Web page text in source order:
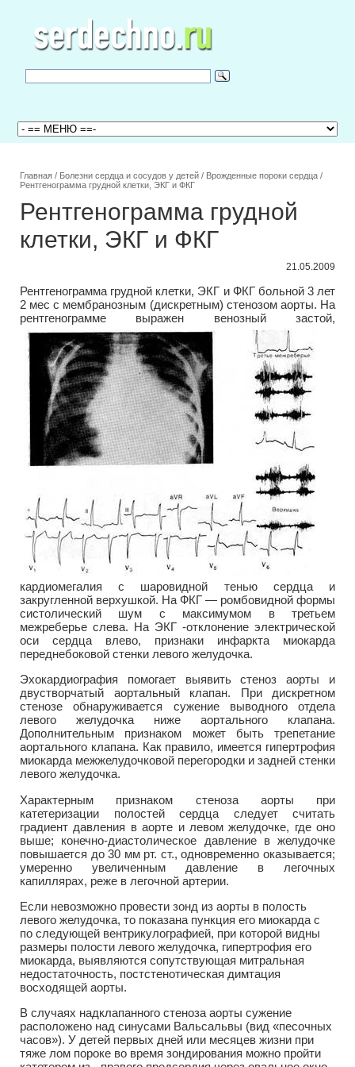
Главная / Болезни сердца и сосудов у детей / Врожденные пороки сердца /
Рентгенограмма грудной клетки, ЭКГ и ФКГ
Рентгенограмма грудной
клетки, ЭКГ и ФКГ
21.05.2009
Рентгенограмма грудной клетки, ЭКГ и ФКГ больной 3 лет
2 мес с мембранозным (дискретным) стенозом аорты. На
рентгенограмме выражен венозный застой,
кардиомегалия с шаровидной тенью сердца и
закругленной верхушкой. На ФКГ — ромбовидной формы
систолический шум с максимумом в третьем
межреберье слева. На ЭКГ -отклонение электрической
оси сердца влево, признаки инфаркта миокарда
переднебоковой стенки левого желудочка.
Эхокардиография помогает выявить стеноз аорты и
двустворчатый аортальный клапан. При дискретном
стенозе обнаруживается сужение выводного отдела
левого желудочка ниже аортального клапана.
Дополнительным признаком может быть трепетание
аортального клапана. Как правило, имеется гипертрофия
миокарда межжелудочковой перегородки и задней стенки
левого желудочка.
Характерным признаком стеноза аорты при
катетеризации полостей сердца следует считать
градиент давления в аорте и левом желудочке, где оно
выше; конечно-диастолическое давление в желудочке
повышается до 30 мм рт. ст., одновременно оказывается;
умеренно увеличенным давление в легочных
капиллярах, реже в легочной артерии.
Если невозможно провести зонд из аорты в полость
левого желудочка, то показана пункция его миокарда с
по следующей вентрикулографией, при которой видны
размеры полости левого желудочка, гипертрофия его
миокарда, выявляются сопутствующая митральная
недостаточность, постстенотическая димтация
восходящей аорты.
В случаях надклапанного стеноза аорты сужение
расположено над синусами Вальсальвы (вид «песочных
часов»). У детей первых дней или месяцев жизни при
тяже лом пороке во время зондирования можно пройти